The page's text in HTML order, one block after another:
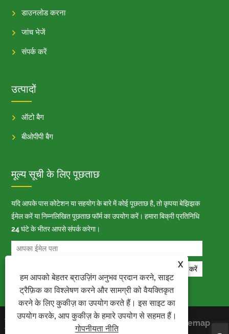
X
हम आपको बेहतर ब्राउज़िंग अनुभव प्रदान करने, साइट
ट्रैफ़िक का विश्लेषण करने और सामग्री को वैयक्तिकृत
करने के लिए कुकीज़ का उपयोग करते हैं। इस साइट का
उपयोग करके, आप कुकीज़ के हमारे उपयोग से सहमत हैं।
गोपनीयता नीति
डाउनलोड करना
जांच भेजें
संपर्क करें
उत्पादों
ऑटो बैग
बीओपीपी बैग
मूल्य सूची के लिए पूछताछ
यदि आपके पास कोटेशन या सहयोग के बारे में कोई पूछताछ है, तो कृपया बेझिझक
ईमेल करें या निम्नलिखित पूछताछ फॉर्म का उपयोग करें। हमारा बिक्री प्रतिनिधि
24 घंटे के भीतर आपसे संपर्क करेगा।
कॉपीराइट © 2023 काइयू पैकेज इंडस्ट्री कंपनी
लिमिटेड - ऑटो बैग, बोप बैग, ऑटो पैकिंग बैग -
Sitemap